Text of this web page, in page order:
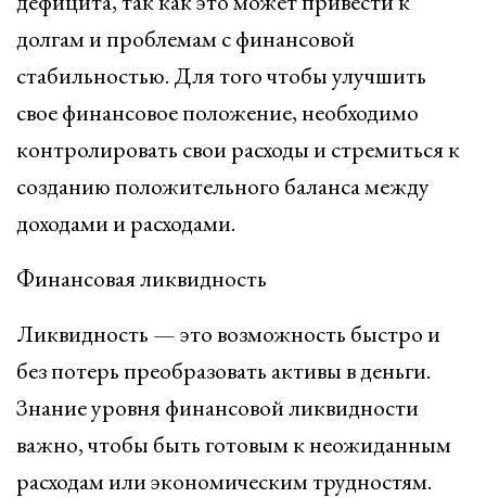
долгам и проблемам с финансовой
стабильностью. Для того чтобы улучшить
свое финансовое положение, необходимо
контролировать свои расходы и стремиться к
созданию положительного баланса между
доходами и расходами.
Финансовая ликвидность
Ликвидность — это возможность быстро и
без потерь преобразовать активы в деньги.
Знание уровня финансовой ликвидности
важно, чтобы быть готовым к неожиданным
расходам или экономическим трудностям.